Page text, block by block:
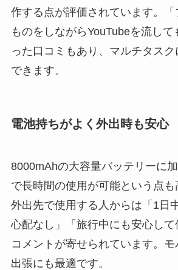
作する点が評価されています。
ものをしながらYouTubeを流し
った口コミもあり、マルチタス
できます。
電池持ちがよく外出時も安心
8000mAhの大容量バッテリーに
で長時間の使用が可能という点
外出先で使用する人からは「1日
心配なし」「旅行中にも安心して
コメントが寄せられています。
出張にも最適です。